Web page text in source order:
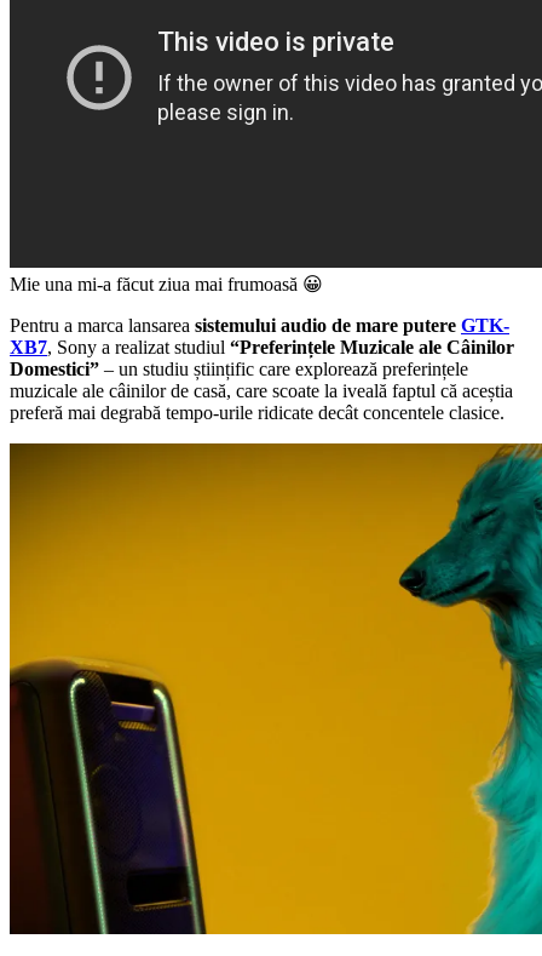
Mie una mi-a făcut ziua mai frumoasă 😀
Pentru a marca lansarea sistemului audio de mare putere GTK-
XB7, Sony a realizat studiul “Preferințele Muzicale ale Câinilor
Domestici” – un studiu științific care explorează preferințele
muzicale ale câinilor de casă, care scoate la iveală faptul că aceștia
preferă mai degrabă tempo-urile ridicate decât concentele clasice.